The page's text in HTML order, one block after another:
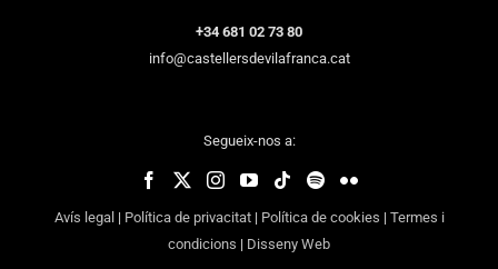
+34 681 02 73 80
info@castellersdevilafranca.cat
Segueix-nos a:
Avís legal| Política de privacitat| Política de cookies | Termes i
condicions | Disseny Web